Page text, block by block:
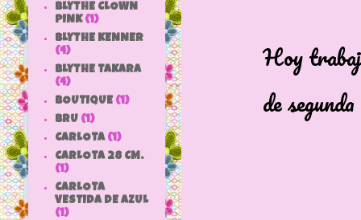
Hoy
de segunda
BLYTHE CLOWN
PINK (1)
BLYTHE KENNER
(4)
BLYTHE TAKARA
(4)
BOUTIQUE (1)
BRU (1)
CARLOTA (1)
CARLOTA 28 CM.
(1)
CARLOTA
VESTIDA DE AZUL
(1)